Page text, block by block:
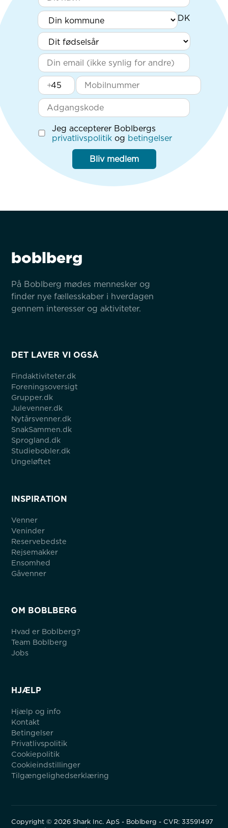
+
Jeg accepterer Boblbergs
privatlivspolitik og betingelser
Bliv medlem
boblberg
På Boblberg mødes mennesker og
finder nye fællesskaber i hverdagen
gennem interesser og aktiviteter.
DET LAVER VI OGSÅ
Findaktiviteter.dk
Foreningsoversigt
Grupper.dk
Julevenner.dk
Nytårsvenner.dk
SnakSammen.dk
Sprogland.dk
Studiebobler.dk
Ungeløftet
INSPIRATION
Venner
Veninder
Reservebedste
Rejsemakker
Ensomhed
Gåvenner
OM BOBLBERG
Hvad er Boblberg?
Team Boblberg
Jobs
HJÆLP
Hjælp og info
Kontakt
Betingelser
Privatlivspolitik
Cookiepolitik
Cookieindstillinger
Tilgængelighedserklæring
Copyright © 2026 Shark Inc. ApS - Boblberg - CVR: 33591497